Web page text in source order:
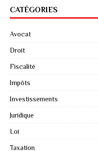
CATÉGORIES
Avocat
Droit
Fiscalité
Impôts
Investissements
Juridique
Loi
Taxation